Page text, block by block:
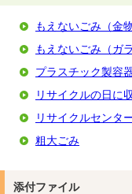
もえないごみ（金物
もえないごみ（ガ
プラスチック製容
リサイクルの日に
リサイクルセンタ
粗大ごみ
添付ファイル